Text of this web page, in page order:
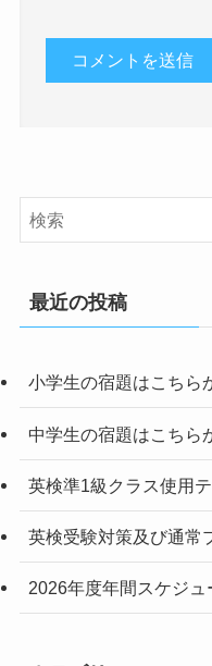
最近の投稿
小学生の宿題はこちら
中学生の宿題はこちら
英検準1級クラス使用
英検受験対策及び通常
2026年度年間スケジュ